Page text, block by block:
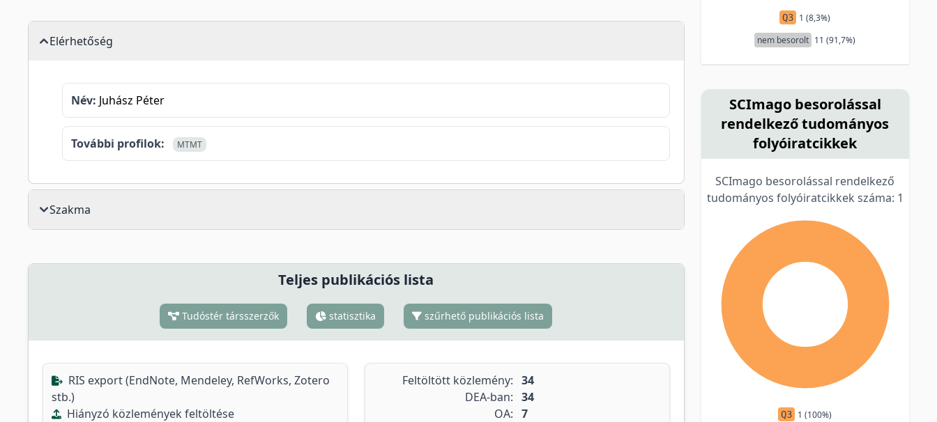
Elérhetőség
Név: Juhász Péter
További profilok: MTMT
Szakma
Teljes publikációs lista
Tudóstér társszerzők statisztika szűrhető publikációs lista
RIS export (EndNote, Mendeley, RefWorks, Zotero
stb.)
Hiányzó közlemények feltöltése
Feltöltött közlemény: 34
DEA-ban: 34
OA: 7
Q3 1 (8,3%)
nem besorolt 11 (91,7%)
SCImago besorolással
rendelkező tudományos
folyóiratcikkek
SCImago besorolással rendelkező
tudományos folyóiratcikkek száma: 1
Q3 1 (100%)